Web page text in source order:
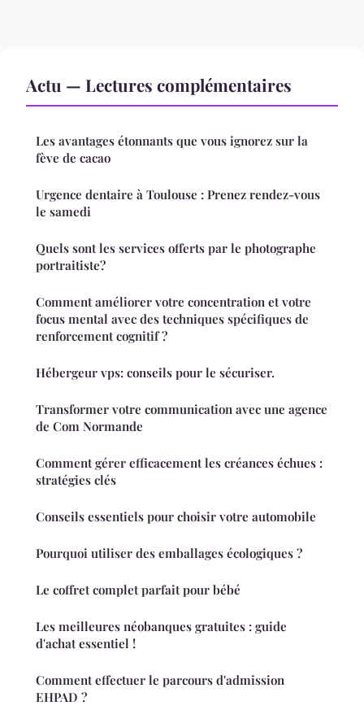
Actu — Lectures complémentaires
Les avantages étonnants que vous ignorez sur la
fève de cacao
Urgence dentaire à Toulouse : Prenez rendez-vous
le samedi
Quels sont les services offerts par le photographe
portraitiste?
Comment améliorer votre concentration et votre
focus mental avec des techniques spécifiques de
renforcement cognitif ?
Hébergeur vps: conseils pour le sécuriser.
Transformer votre communication avec une agence
de Com Normande
Comment gérer efficacement les créances échues :
stratégies clés
Conseils essentiels pour choisir votre automobile
Pourquoi utiliser des emballages écologiques ?
Le coffret complet parfait pour bébé
Les meilleures néobanques gratuites : guide
d'achat essentiel !
Comment effectuer le parcours d'admission
EHPAD ?